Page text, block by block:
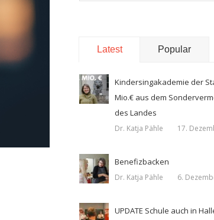
Latest Popular
Kindersingakademie der
Mio.€ aus dem
des Landes
Dr. Katja Pähle 17.
Benefizbacken
Dr. Katja Pähle 6.
UPDATE Schule auch in